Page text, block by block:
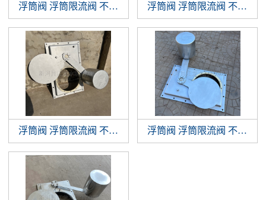
浮筒阀 浮筒限流阀 不锈钢浮筒阀 浮球阀
浮筒阀 浮筒限流阀 不锈钢浮筒阀 浮球阀